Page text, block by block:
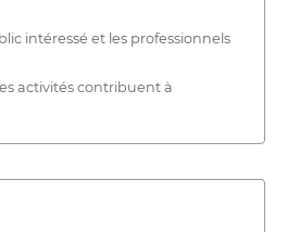
intéressé et les professionnels
activités contribuent à